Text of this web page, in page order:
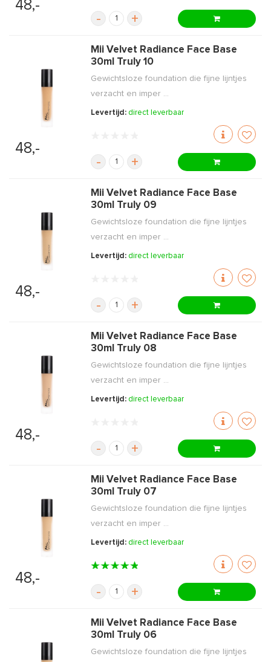
48,-
- +
48,-
Mii Velvet Radiance Face Base
30ml Truly 10
Gewichtsloze foundation die fijne lijntjes
verzacht en imper ...
Levertijd: direct leverbaar
- +
48,-
Mii Velvet Radiance Face Base
30ml Truly 09
Gewichtsloze foundation die fijne lijntjes
verzacht en imper ...
Levertijd: direct leverbaar
- +
48,-
Mii Velvet Radiance Face Base
30ml Truly 08
Gewichtsloze foundation die fijne lijntjes
verzacht en imper ...
Levertijd: direct leverbaar
- +
48,-
Mii Velvet Radiance Face Base
30ml Truly 07
Gewichtsloze foundation die fijne lijntjes
verzacht en imper ...
Levertijd: direct leverbaar
- +
Mii Velvet Radiance Face Base
30ml Truly 06
Gewichtsloze foundation die fijne lijntjes